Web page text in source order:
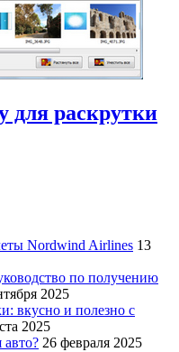
для раскрутки
Nordwind Airlines 13
по получению
2025
вкусно и полезно с
2025
авто? 26 февраля 2025